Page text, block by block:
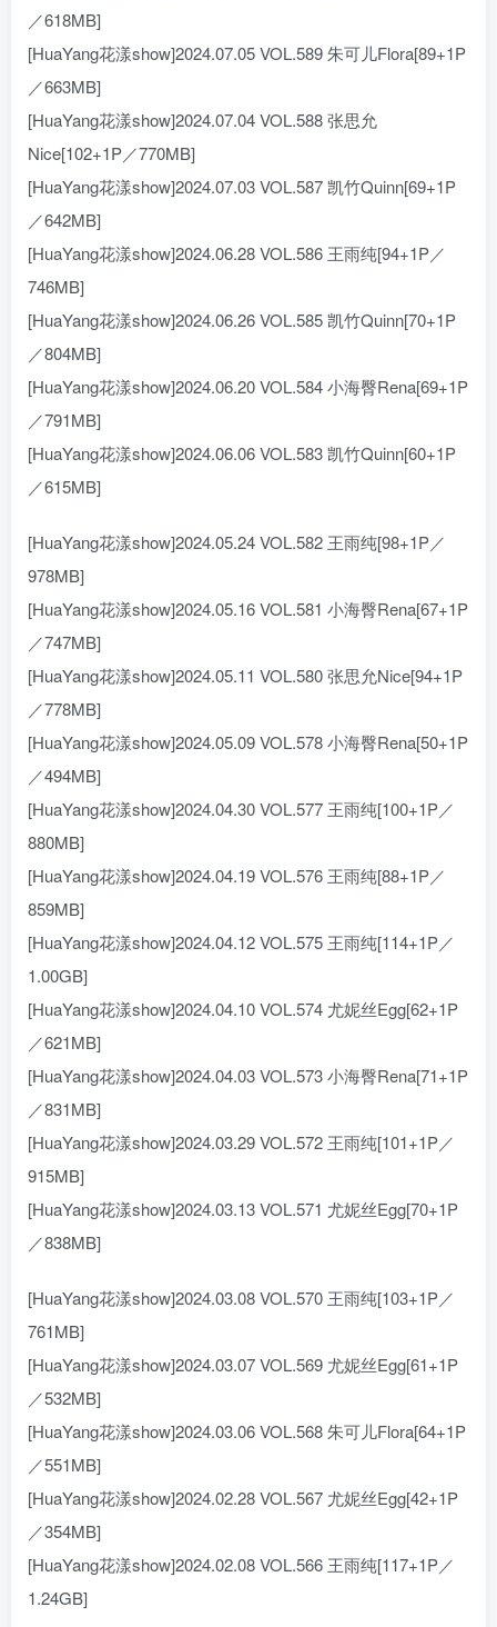
／618MB]
[HuaYang花漾show]2024.07.05 VOL.589 朱可儿Flora[89+1P
／663MB]
[HuaYang花漾show]2024.07.04 VOL.588 张思允
Nice[102+1P／770MB]
[HuaYang花漾show]2024.07.03 VOL.587 凯竹Quinn[69+1P
／642MB]
[HuaYang花漾show]2024.06.28 VOL.586 王雨纯[94+1P／
746MB]
[HuaYang花漾show]2024.06.26 VOL.585 凯竹Quinn[70+1P
／804MB]
[HuaYang花漾show]2024.06.20 VOL.584 小海臀Rena[69+1P
／791MB]
[HuaYang花漾show]2024.06.06 VOL.583 凯竹Quinn[60+1P
／615MB]
[HuaYang花漾show]2024.05.24 VOL.582 王雨纯[98+1P／
978MB]
[HuaYang花漾show]2024.05.16 VOL.581 小海臀Rena[67+1P
／747MB]
[HuaYang花漾show]2024.05.11 VOL.580 张思允Nice[94+1P
／778MB]
[HuaYang花漾show]2024.05.09 VOL.578 小海臀Rena[50+1P
／494MB]
[HuaYang花漾show]2024.04.30 VOL.577 王雨纯[100+1P／
880MB]
[HuaYang花漾show]2024.04.19 VOL.576 王雨纯[88+1P／
859MB]
[HuaYang花漾show]2024.04.12 VOL.575 王雨纯[114+1P／
1.00GB]
[HuaYang花漾show]2024.04.10 VOL.574 尤妮丝Egg[62+1P
／621MB]
[HuaYang花漾show]2024.04.03 VOL.573 小海臀Rena[71+1P
／831MB]
[HuaYang花漾show]2024.03.29 VOL.572 王雨纯[101+1P／
915MB]
[HuaYang花漾show]2024.03.13 VOL.571 尤妮丝Egg[70+1P
／838MB]
[HuaYang花漾show]2024.03.08 VOL.570 王雨纯[103+1P／
761MB]
[HuaYang花漾show]2024.03.07 VOL.569 尤妮丝Egg[61+1P
／532MB]
[HuaYang花漾show]2024.03.06 VOL.568 朱可儿Flora[64+1P
／551MB]
[HuaYang花漾show]2024.02.28 VOL.567 尤妮丝Egg[42+1P
／354MB]
[HuaYang花漾show]2024.02.08 VOL.566 王雨纯[117+1P／
1.24GB]